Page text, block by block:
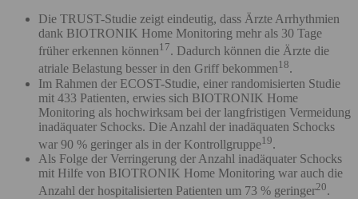
Die TRUST-Studie zeigt eindeutig, dass Ärzte Arrhythmien
dank BIOTRONIK Home Monitoring mehr als 30 Tage
früher erkennen können17. Dadurch können die Ärzte die
atriale Belastung besser in den Griff bekommen18.
Im Rahmen der ECOST-Studie, einer randomisierten Studie
mit 433 Patienten, erwies sich BIOTRONIK Home
Monitoring als hochwirksam bei der langfristigen Vermeidung
inadäquater Schocks. Die Anzahl der inadäquaten Schocks
war 90 % geringer als in der Kontrollgruppe19.
Als Folge der Verringerung der Anzahl inadäquater Schocks
mit Hilfe von BIOTRONIK Home Monitoring war auch die
Anzahl der hospitalisierten Patienten um 73 % geringer20.